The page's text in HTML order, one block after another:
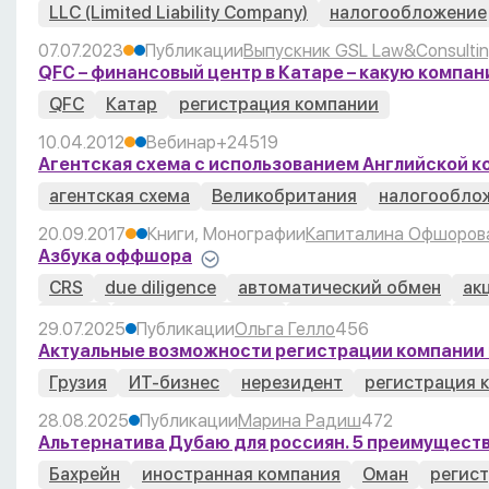
LLC (Limited Liability Company)
налогообложение
07.07.2023
ПубликацииВыпускник GSL
QFC – финансовый центр в Катаре – какую
QFC
Катар
регистрация компании
10.04.2012
Вебинар+24519
Агентская схема с использованием Английской
агентская схема
Великобритания
20.09.2017
Книги, МонографииКапиталина
Азбука оффшора
CRS
due diligence автоматический обмен
вычеркивание (strike off)
директор
контролируемая иностранная компания
принцип "знай своего клиента" KYC
раскрытие
сертификат
сертификат хорошего состояния
29.07.2025 ПубликацииОльга Гелло456
Актуальные возможности регистрации компании
Грузия
ИТ-бизнес нерезидент
регистрация
28.08.2025 ПубликацииМарина Радиш472
Альтернатива Дубаю для россиян. 5
Бахрейн
иностранная компания Оман